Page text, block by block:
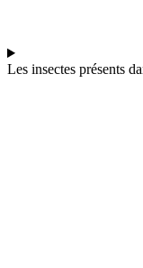
Les insectes présents